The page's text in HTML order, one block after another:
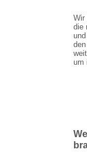
Wir
die
um